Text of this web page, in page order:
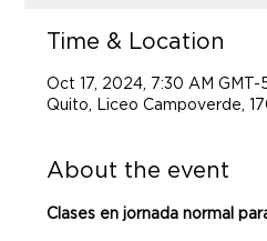
Time & Location
Oct 17, 2024, 7:30 AM GMT-
Quito, Liceo Campoverde,
About the event
Clases en jornada normal